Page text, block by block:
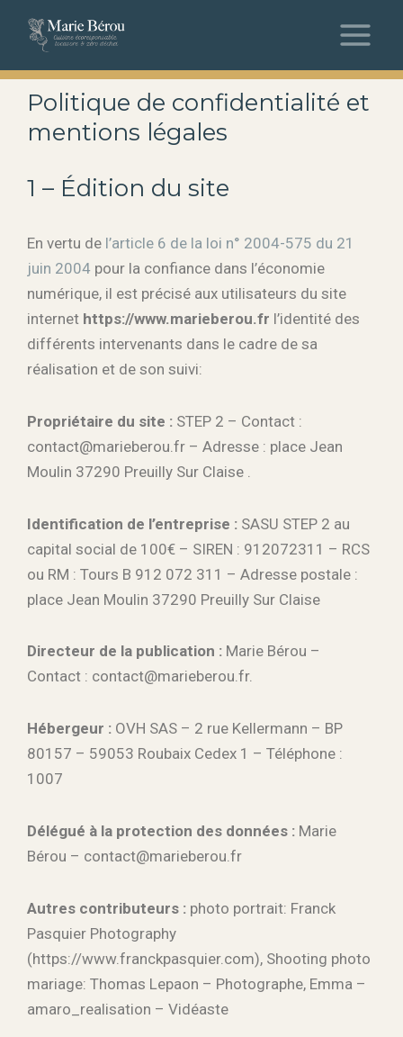
Politique de confidentialité et
mentions légales
1 – Édition du site
En vertu de l’article 6 de la loi n° 2004-575 du 21
juin 2004 pour la confiance dans l’économie
numérique, il est précisé aux utilisateurs du site
internet https://www.marieberou.fr l’identité des
différents intervenants dans le cadre de sa
réalisation et de son suivi:
Propriétaire du site : STEP 2 – Contact :
contact@marieberou.fr – Adresse : place Jean
Moulin 37290 Preuilly Sur Claise .
Identification de l’entreprise : SASU STEP 2 au
capital social de 100€ – SIREN : 912072311 – RCS
ou RM : Tours B 912 072 311 – Adresse postale :
place Jean Moulin 37290 Preuilly Sur Claise
Directeur de la publication : Marie Bérou –
Contact : contact@marieberou.fr.
Hébergeur : OVH SAS – 2 rue Kellermann – BP
80157 – 59053 Roubaix Cedex 1 – Téléphone :
1007
Délégué à la protection des données : Marie
Bérou – contact@marieberou.fr
Autres contributeurs : photo portrait: Franck
Pasquier Photography
(https://www.franckpasquier.com), Shooting photo
mariage: Thomas Lepaon – Photographe, Emma –
amaro_realisation – Vidéaste